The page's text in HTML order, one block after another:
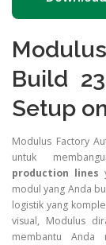
Build
Setup
Modulus Factory
untuk
production lines
modul yang Anda
logistik yang
visual, Modulus
membantu Anda